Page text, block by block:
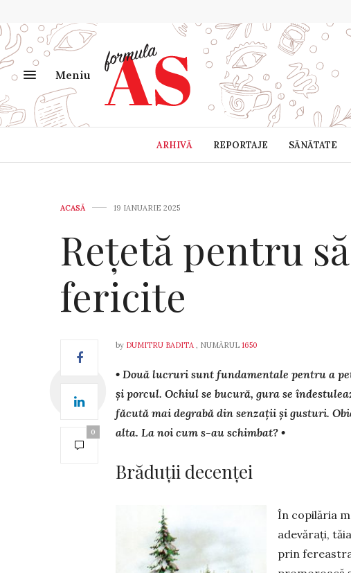
Meniu
ARHIVĂ REPORTAJE SĂNĂTATE
ACASĂ 19 IANUARIE 2025
Rețetă pentru
fericite
0
by DUMITRU BADITA , NUMĂRUL 1650
• Două lucruri sunt fundamentale pentru a
și porcul. Ochiul se bucură, gura se
făcută mai degrabă din senzații și gusturi.
alta. La noi cum s-au schimbat? •
Brăduții decenței
În copilăria
adevărați,
prin